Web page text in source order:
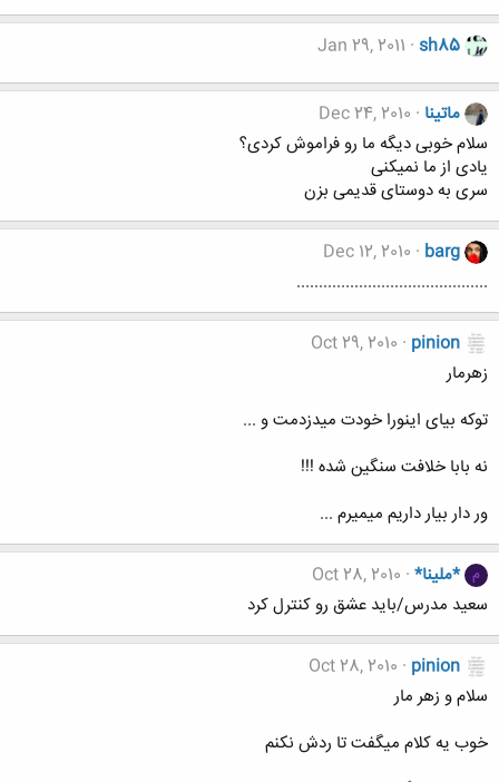
sh85
Jan 29, 2011
ماتینا Dec 24, 2010
سلام خوبی دیگه ما رو فراموش کردی؟
یادی از ما نمیکنی
سری به دوستای قدیمی بزن
barg
Dec 12, 2010
...........................................
pinion
Oct 29, 2010
زهرمار
توکه بیای اینورا خودت میدزدمت و ...
نه بابا خلافت سنگین شده !!!
ور دار بیار داریم میمیرم ...
م *ملینا* Oct 28, 2010
سعید مدرس/باید عشق رو کنترل کرد
pinion
Oct 28, 2010
سلام و زهر مار
خوب یه کلام میگفت تا ردش نکنم